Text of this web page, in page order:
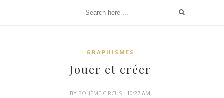
GRAPHISMES
Jouer et créer
BY BOHÈME CIRCUS- 10:27 AM